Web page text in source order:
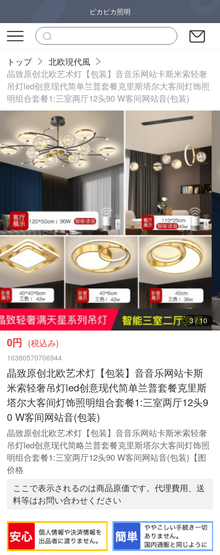
ピカピカ照明
トップ
北欧現代風
晶致原创北欧艺术灯【包装】音音乐网站卡斯米索轻奢
吊灯led创意现代简单兰普套餐克里斯塔尔大客间灯饰照
明组合套餐1:三室两厅12头90 W客间网站音(包装)
3/10
0円 (税込み)
16380570706944
晶致原创北欧艺术灯【包装】音音乐网站卡斯
米索轻奢吊灯led创意现代简单兰普套餐克里斯
塔尔大客间灯饰照明组合套餐1:三室两厅12头9
0 W客间网站音(包装)
晶致原创北欧艺术灯【包装】音音乐网站卡斯米索轻奢
吊灯led创意现代简略兰普套餐克里斯塔尔大客间灯饰照
明组合套餐1:三室两厅12头90 W客间网站音(包装)【图
价格
ここで表示されるのは商品原価です。代理費用、送
料等はお問い合わせください